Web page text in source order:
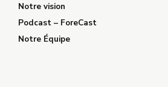
Notre vision
Podcast – ForeCast
Notre Équipe